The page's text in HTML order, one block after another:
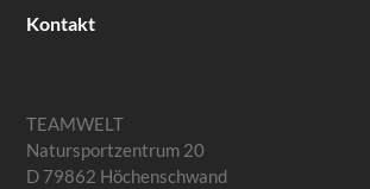
Kontakt
TEAMWELT
Natursportzentrum 20
D 79862 Höchenschwand